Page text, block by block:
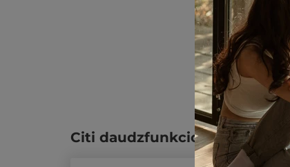
Citi daudzfunkcionālās